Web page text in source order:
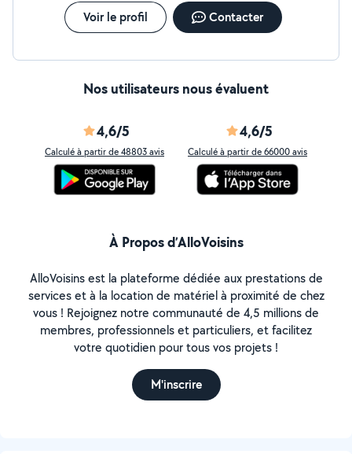
Voir le profil Contacter
Nos utilisateurs nous évaluent
4,6/5
Calculé à partir de 48803 avis
4,6/5
Calculé à partir de 66000 avis
À Propos d’AlloVoisins
AlloVoisins est la plateforme dédiée aux prestations de
services et à la location de matériel à proximité de chez
vous ! Rejoignez notre communauté de 4,5 millions de
membres, professionnels et particuliers, et facilitez
votre quotidien pour tous vos projets !
M'inscrire